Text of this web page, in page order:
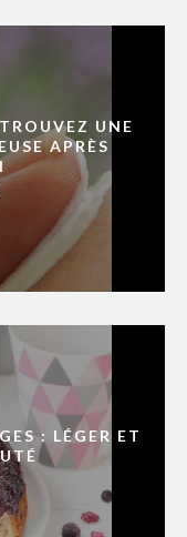
UNE
APRÈS
: LÉGER ET